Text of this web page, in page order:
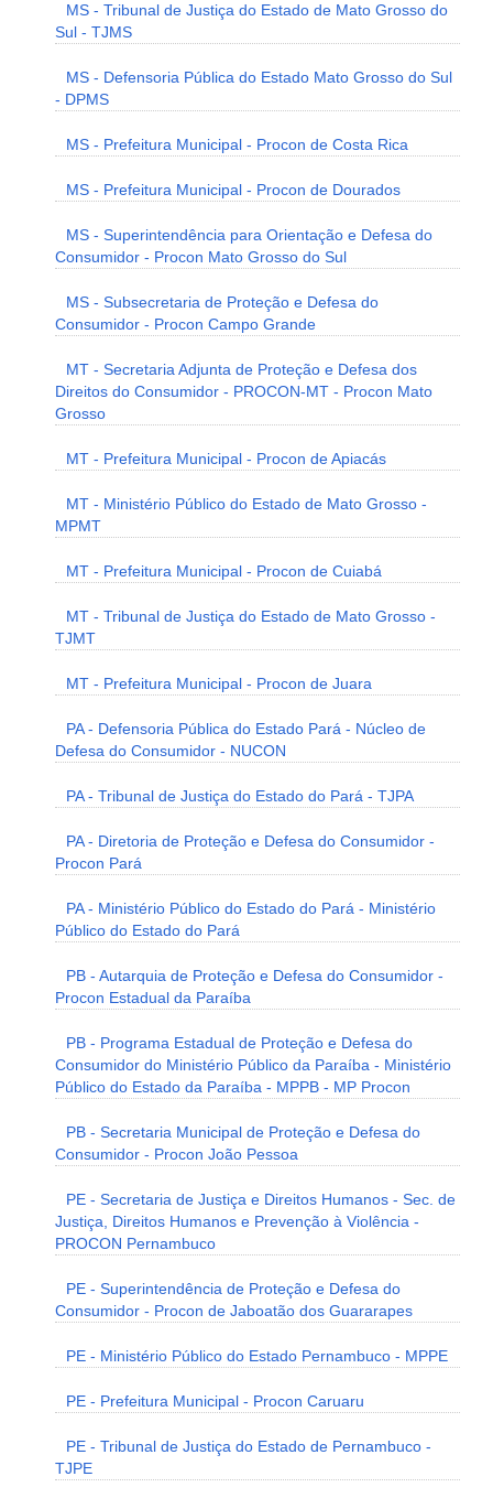
MS - Tribunal de Justiça do Estado de Mato Grosso do
Sul - TJMS
MS - Defensoria Pública do Estado Mato Grosso do Sul
- DPMS
MS - Prefeitura Municipal - Procon de Costa Rica
MS - Prefeitura Municipal - Procon de Dourados
MS - Superintendência para Orientação e Defesa do
Consumidor - Procon Mato Grosso do Sul
MS - Subsecretaria de Proteção e Defesa do
Consumidor - Procon Campo Grande
MT - Secretaria Adjunta de Proteção e Defesa dos
Direitos do Consumidor - PROCON-MT - Procon Mato
Grosso
MT - Prefeitura Municipal - Procon de Apiacás
MT - Ministério Público do Estado de Mato Grosso -
MPMT
MT - Prefeitura Municipal - Procon de Cuiabá
MT - Tribunal de Justiça do Estado de Mato Grosso -
TJMT
MT - Prefeitura Municipal - Procon de Juara
PA - Defensoria Pública do Estado Pará - Núcleo de
Defesa do Consumidor - NUCON
PA - Tribunal de Justiça do Estado do Pará - TJPA
PA - Diretoria de Proteção e Defesa do Consumidor -
Procon Pará
PA - Ministério Público do Estado do Pará - Ministério
Público do Estado do Pará
PB - Autarquia de Proteção e Defesa do Consumidor -
Procon Estadual da Paraíba
PB - Programa Estadual de Proteção e Defesa do
Consumidor do Ministério Público da Paraíba - Ministério
Público do Estado da Paraíba - MPPB - MP Procon
PB - Secretaria Municipal de Proteção e Defesa do
Consumidor - Procon João Pessoa
PE - Secretaria de Justiça e Direitos Humanos - Sec. de
Justiça, Direitos Humanos e Prevenção à Violência -
PROCON Pernambuco
PE - Superintendência de Proteção e Defesa do
Consumidor - Procon de Jaboatão dos Guararapes
PE - Ministério Público do Estado Pernambuco - MPPE
PE - Prefeitura Municipal - Procon Caruaru
PE - Tribunal de Justiça do Estado de Pernambuco -
TJPE